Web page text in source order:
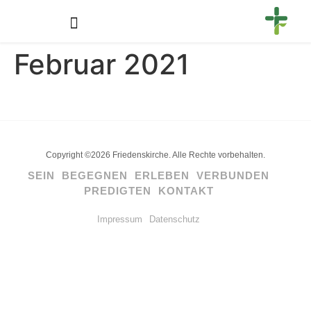
Februar 2021
Copyright ©2026 Friedenskirche. Alle Rechte vorbehalten.
SEIN BEGEGNEN ERLEBEN
VERBUNDEN
PREDIGTEN
KONTAKT
Impressum Datenschutz